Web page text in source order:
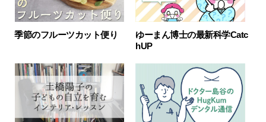
季節のフルーツカット便り
ゆーまん博士の最新科学Catc
hUP